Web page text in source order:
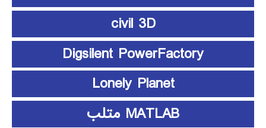
civil 3D
Digsilent PowerFactory
Lonely Planet
MATLAB متلب